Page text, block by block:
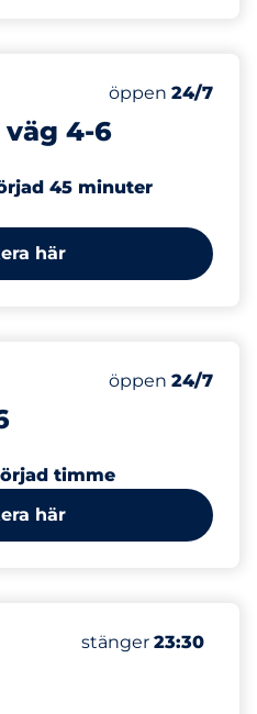
4-6
Antal
Totalt antal
Lördag
öppen 24/7
45 minuter
här
Antal
Totalt antal
Lördag
öppen 24/7
timme
här
Antal
Totalt antal
Lördag
stänger 23:30